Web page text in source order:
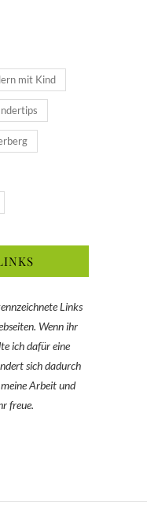
mit Kind
Links
Wenn ihr
ich dafür eine
sich dadurch
Arbeit und
freue.